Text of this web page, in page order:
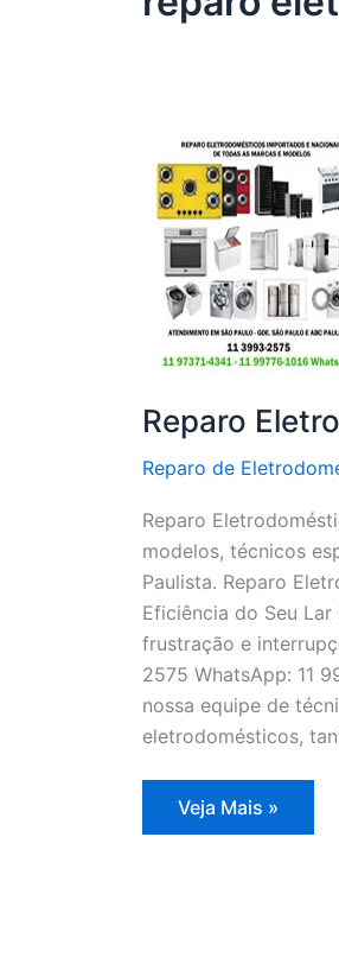
Reparo
Reparo de
Reparo
modelos, técnicos
Paulista. Reparo
Eficiência do Seu
frustração e
2575 WhatsApp: 11
nossa equipe de
eletrodomésticos,
Reparo
Eletrodomésticos
Veja Mais »